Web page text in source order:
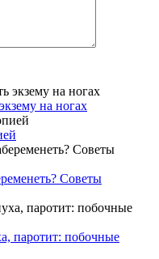
на ногах
Советы
паротит: побочные